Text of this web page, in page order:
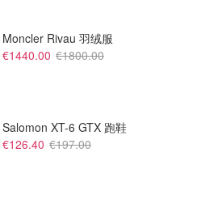
€24.90
Moncler Rivau 羽绒服
€1440.00 €1800.00
Salomon XT-6 GTX 跑鞋
€126.40 €197.00